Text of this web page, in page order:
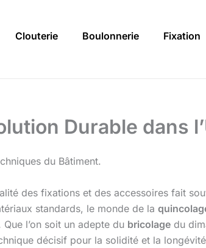
Clouterie Boulonnerie Fixation
Durable dans
du Bâtiment.
des fixations et des accessoires fait
standards, le monde de la
l’on soit un adepte du bricolage du
décisif pour la solidité et la